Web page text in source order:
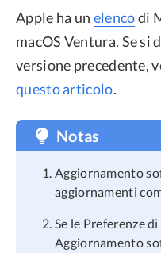
Apple ha un elencodi
macOS Ventura. Se si
versione precedente,
questo articolo.
Notas
Aggiornamento
aggiornamenti
Se le Preferenze
Aggiornamento